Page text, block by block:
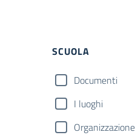
SCUOLA
Documenti
I luoghi
Organizzazione